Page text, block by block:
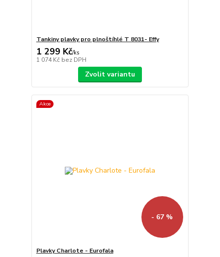
Tankiny plavky pro plnoštíhlé T 8031- Effy
1 299 Kč/ks
1 074 Kč bez DPH
Zvolit variantu
Akce
- 67 %
Plavky Charlote - Eurofala